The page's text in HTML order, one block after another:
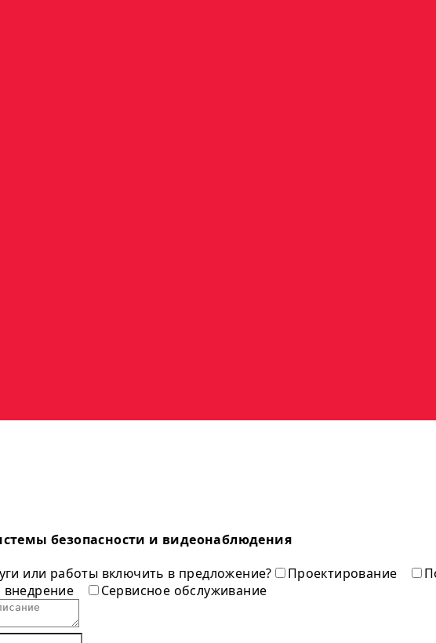
безопасности и видеонаблюдения
или работы включить в предложение?
Проектирование
Сервисное обслуживание